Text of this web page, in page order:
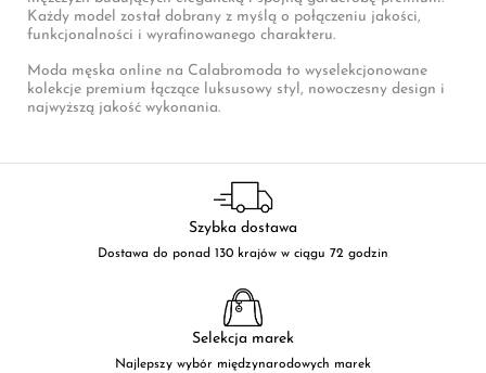
Każdy model został dobrany z myślą o połączeniu jakości,
funkcjonalności i wyrafinowanego charakteru.
Moda męska online na Calabromoda to wyselekcjonowane
kolekcje premium łączące luksusowy styl, nowoczesny design i
najwyższą jakość wykonania.
Szybka dostawa
Dostawa do ponad 130 krajów w ciągu 72 godzin
Selekcja marek
Najlepszy wybór międzynarodowych marek